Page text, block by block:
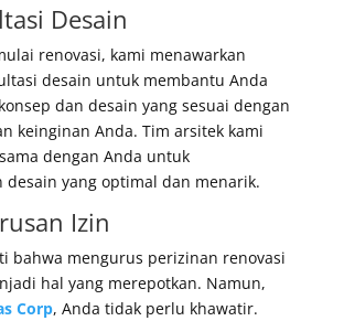
Desain
renovasi, kami menawarkan
desain untuk membantu Anda
dan desain yang sesuai dengan
keinginan Anda. Tim arsitek kami
dengan Anda untuk
desain yang optimal dan menarik.
Izin
bahwa mengurus perizinan renovasi
hal yang merepotkan. Namun,
Corp, Anda tidak perlu khawatir.